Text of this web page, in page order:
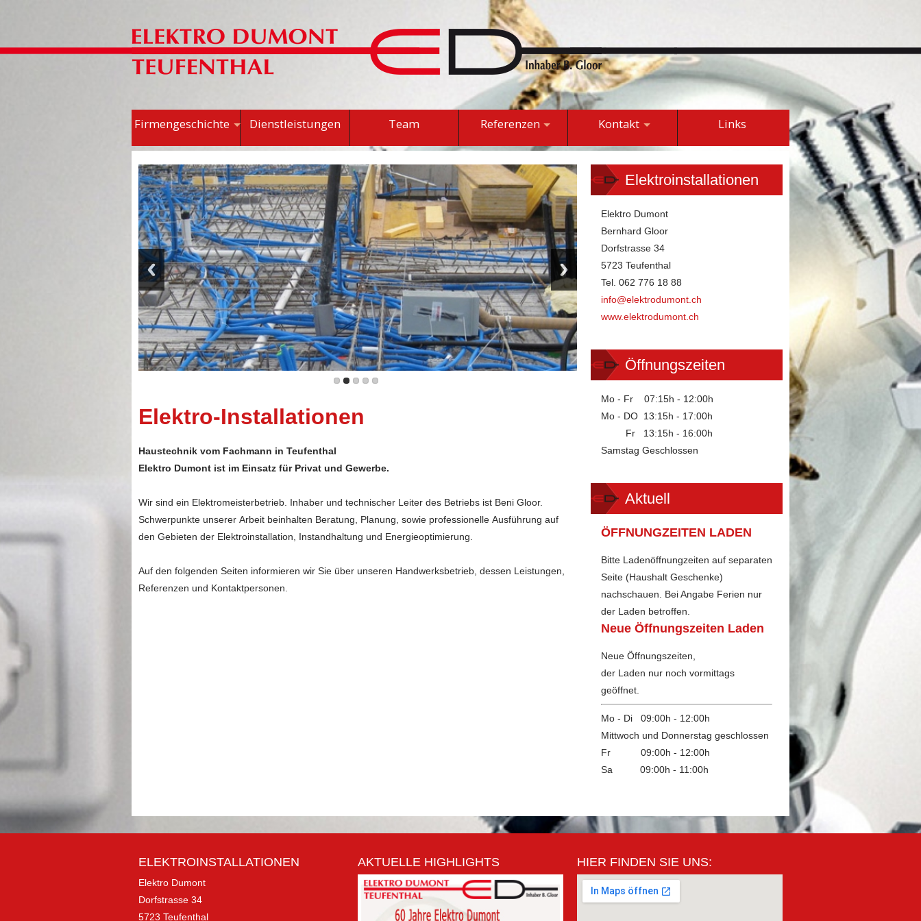
Firmengeschichte Dienstleistungen Team Referenzen Kontakt Links
Elektro-Installationen
Haustechnik vom Fachmann in Teufenthal
Elektro Dumont ist im Einsatz für Privat und Gewerbe.
Wir sind ein Elektromeisterbetrieb. Inhaber und technischer Leiter des Betriebs ist Beni Gloor.
Schwerpunkte unserer Arbeit beinhalten Beratung, Planung, sowie professionelle Ausführung auf
den Gebieten der Elektroinstallation, Instandhaltung und Energieoptimierung.
Auf den folgenden Seiten informieren wir Sie über unseren Handwerksbetrieb, dessen Leistungen,
Referenzen und Kontaktpersonen.
Elektroinstallationen
Elektro Dumont
Bernhard Gloor
Dorfstrasse 34
5723 Teufenthal
Tel. 062 776 18 88
info@elektrodumont.ch
www.elektrodumont.ch
Öffnungszeiten
Mo - Fr 07:15h - 12:00h
Mo - DO 13:15h - 17:00h
Fr 13:15h - 16:00h
Samstag Geschlossen
Aktuell
ÖFFNUNGZEITEN LADEN
Bitte Ladenöffnungzeiten auf separaten
Seite (Haushalt Geschenke)
nachschauen. Bei Angabe Ferien nur
der Laden betroffen.
Neue Öffnungszeiten Laden
Neue Öffnungszeiten,
der Laden nur noch vormittags
geöffnet.
Mo - Di 09:00h - 12:00h
Mittwoch und Donnerstag geschlossen
Fr 09:00h - 12:00h
Sa
09:00h - 11:00h
ELEKTROINSTALLATIONEN
Elektro Dumont
Dorfstrasse 34
5723 Teufenthal
AKTUELLE HIGHLIGHTS HIER FINDEN SIE UNS: